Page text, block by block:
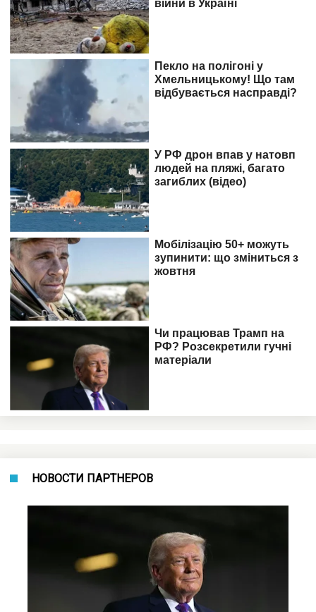
НОВОСТИ ПАРТНЕРОВ